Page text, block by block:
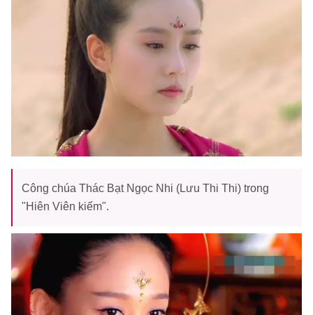
Công chúa Thác Bạt Ngọc Nhi (Lưu Thi Thi) trong
"Hiên Viên kiếm".